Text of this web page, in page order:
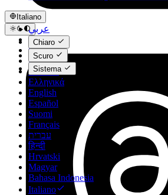
Italiano
عربي
Català
Čeština
Dansk
Deutsch
Ελληνικά
English
Español
Suomi
Français
עברית
हिन्दी
Hrvatski
Magyar
Bahasa Indonesia
Italiano
Chiaro
Scuro
Sistema